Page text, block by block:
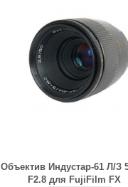
Объектив Индустар-61 Л/З
F2.8 для FujiFilm FX